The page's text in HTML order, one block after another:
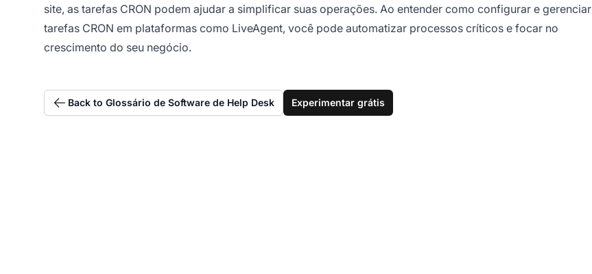
site, as tarefas CRON podem ajudar a simplificar suas operações. Ao entender como configurar e gerenciar
tarefas CRON em plataformas como LiveAgent, você pode automatizar processos críticos e focar no
crescimento do seu negócio.
Back to Glossário de Software de Help Desk Experimentar grátis